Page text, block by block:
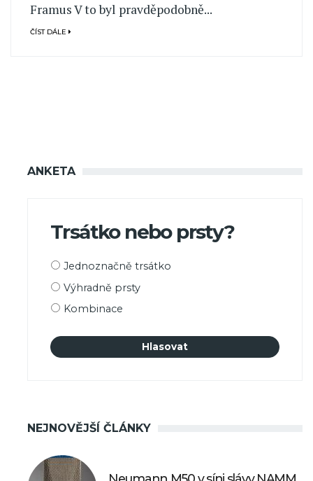
Framus V to byl pravděpodobně...
ČÍST DÁLE
ANKETA
Trsátko nebo prsty?
Možnosti
Jednoznačně trsátko
Výhradně prsty
Kombinace
NEJNOVĚJŠÍ ČLÁNKY